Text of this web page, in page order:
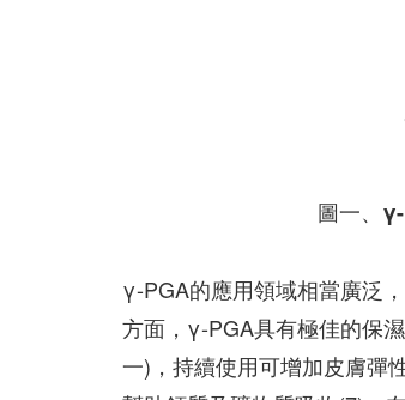
圖一、
γ-PGA的應用領域相當廣泛
方面，γ-PGA具有極佳的保
一)，持續使用可增加皮膚彈